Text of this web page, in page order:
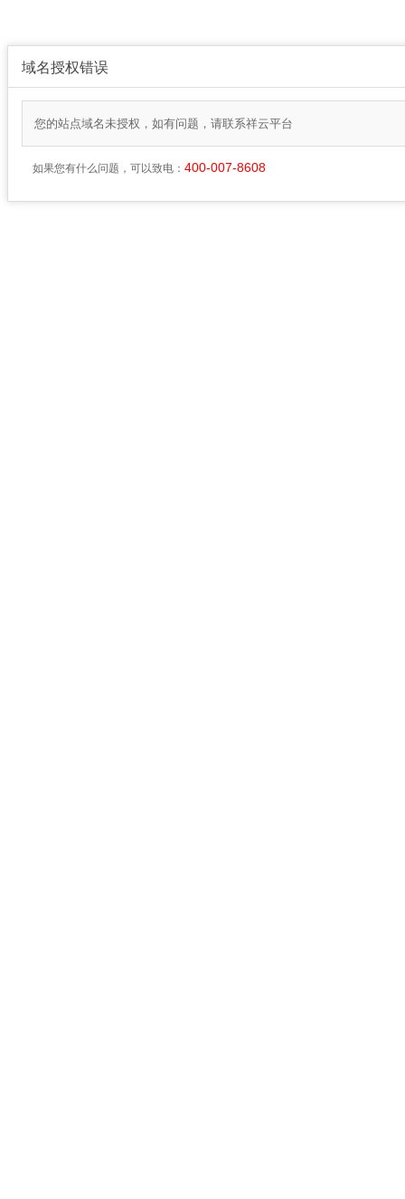
域名授权错误
您的站点域名未授权，如有问题，请联系祥云平台
如果您有什么问题，可以致电： 400-007-8608